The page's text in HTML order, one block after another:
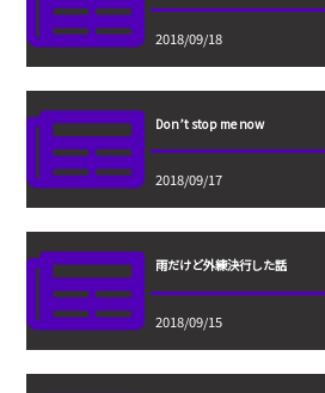
2018/09/18
Don’t stop me now
2018/09/17
雨だけど外練決行した話
2018/09/15